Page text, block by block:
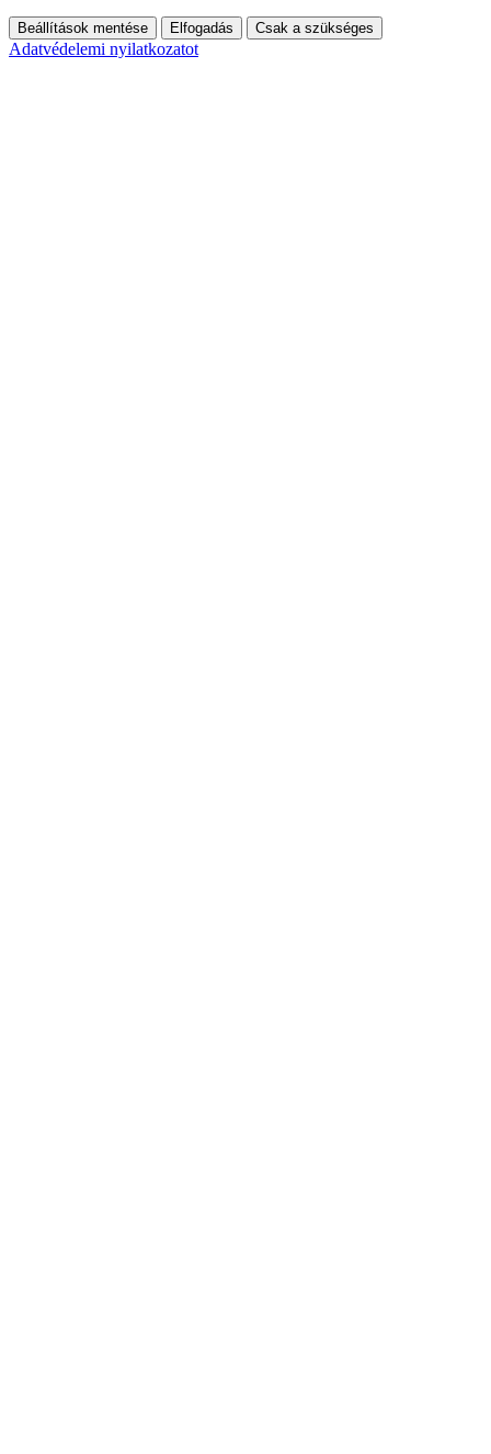
Beállítások mentése Elfogadás Csak a szükséges
Adatvédelemi nyilatkozatot